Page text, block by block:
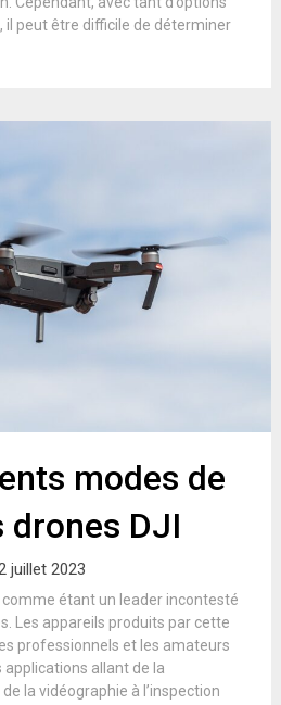
il peut être difficile de déterminer
modes de
drones DJI
juillet 2023
étant un leader incontesté
Les appareils produits par cette
professionnels et les amateurs
allant de la
la vidéographie à l’inspection